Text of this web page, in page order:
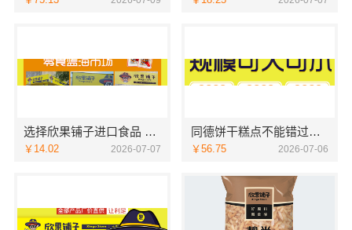
选择欣果铺子进口食品 免费培训即可开店
￥14.02 2026-07-07
同德饼干糕点不能错过的美食
￥56.75 2026-07-06